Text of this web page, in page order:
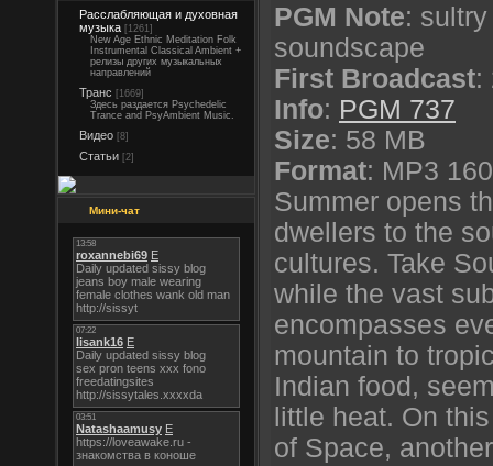
Расслабляющая и духовная
музыка [1261]
New Age Ethnic Meditation Folk
Instrumental Classical Ambient +
релизы других музыкальных
направлений
Транс [1669]
Здесь раздается Psychedelic
Trance and PsyAmbient Music.
Видео [8]
Статьи [2]
Мини-чат
PGM Note:
soundscape
First Broadcast:
Info: PGM 737
Size: 58 MB
Format: MP3
Summer opens
dwellers to the
cultures. Take
while the vast
encompasses
mountain to
Indian food,
little heat. On
of Space,